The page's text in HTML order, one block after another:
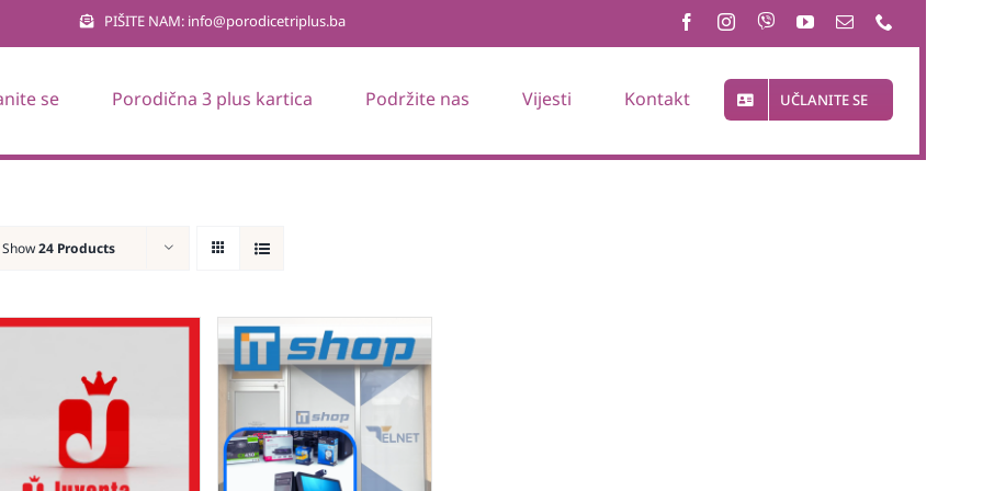
PIŠITE NAM: info@porodicetriplus.ba
se Porodična 3 plus kartica Podržite nas Vijesti Kontakt UČLANITE SE
Show24 Products